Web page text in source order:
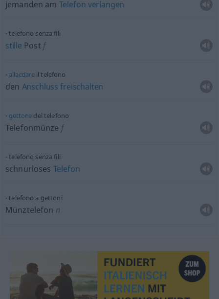
jemanden am Telefon verlangen
telefono senza fili
stille Post f
allacciareil telefono
den Anschluss freischalten
gettone del telefono
Telefonmünze f
telefono senza fili
schnurloses Telefon
telefono a gettoni
Münztelefon n